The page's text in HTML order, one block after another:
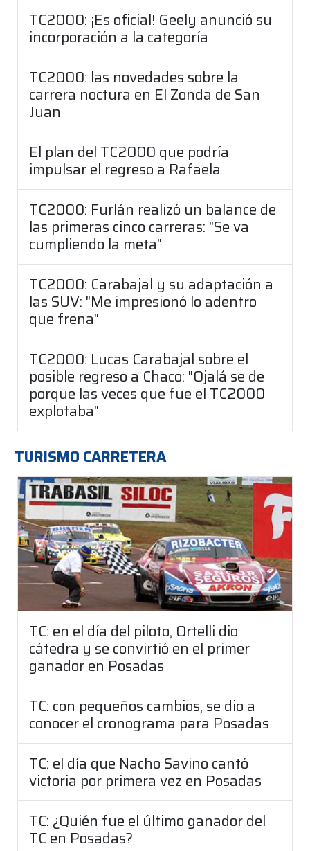
TC2000: ¡Es oficial! Geely anunció su
incorporación a la categoría
TC2000: las novedades sobre la
carrera noctura en El Zonda de San
Juan
El plan del TC2000 que podría
impulsar el regreso a Rafaela
TC2000: Furlán realizó un balance de
las primeras cinco carreras: "Se va
cumpliendo la meta"
TC2000: Carabajal y su adaptación a
las SUV: "Me impresionó lo adentro
que frena"
TC2000: Lucas Carabajal sobre el
posible regreso a Chaco: "Ojalá se de
porque las veces que fue el TC2000
explotaba"
TURISMO CARRETERA
TC: en el día del piloto, Ortelli dio
cátedra y se convirtió en el primer
ganador en Posadas
TC: con pequeños cambios, se dio a
conocer el cronograma para Posadas
TC: el día que Nacho Savino cantó
victoria por primera vez en Posadas
TC: ¿Quién fue el último ganador del
TC en Posadas?